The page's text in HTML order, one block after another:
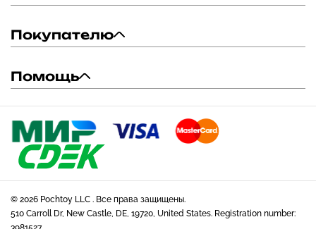
Покупателю
Помощь
© 2026 Pochtoy LLC . Все права защищены.
510 Carroll Dr, New Castle, DE, 19720, United States. Registration number: